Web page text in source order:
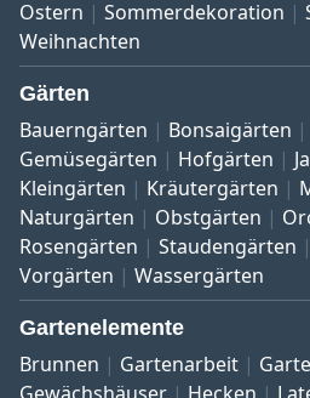
Ostern
Sommerdekoration
Weihnachten
Gärten
Bauerngärten Bonsaigärten
Gemüsegärten
Hofgärten
Kleingärten
Kräutergärten
Naturgärten
Obstgärten
Rosengärten
Staudengärten
Vorgärten
Wassergärten
Gartenelemente
Brunnen Gartenarbeit